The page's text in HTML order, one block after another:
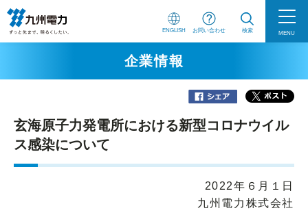
ENGLISH お問い合わせ 検索 MENU
企業情報
玄海原子力発電所における新型コロナウイル
ス感染について
2022年６月１日
九州電力株式会社